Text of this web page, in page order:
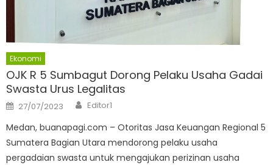
Ekonomi
OJK R 5 Sumbagut Dorong Pelaku Usaha Gadai
Swasta Urus Legalitas
Posted
on
27/07/2023 Author
Editor1
Medan, buanapagi.com – Otoritas Jasa Keuangan Regional 5
Sumatera Bagian Utara mendorong pelaku usaha
pergadaian swasta untuk mengajukan perizinan usaha